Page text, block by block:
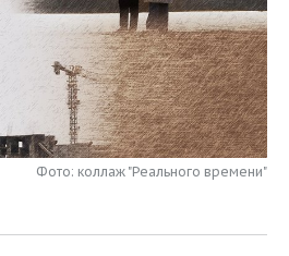
Фото: коллаж "Реального времени"